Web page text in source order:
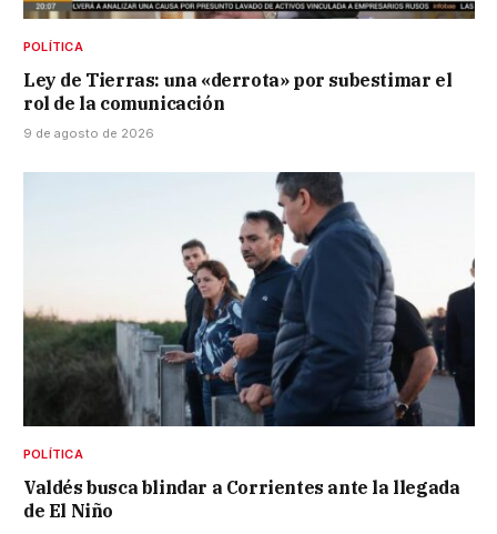
POLÍTICA
Ley de Tierras: una «derrota» por subestimar el
rol de la comunicación
9 de agosto de 2026
POLÍTICA
Valdés busca blindar a Corrientes ante la llegada
de El Niño